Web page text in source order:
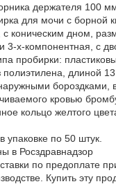
держателя 100
для мочи с борной
коническим дном,
3-х-компонентная, с
пробирки:
полиэтилена, длиной
бороздками,
кровью
кольцо желтого
по 50 штук.
в Росздравнадзор
по предоплате
Купить эту